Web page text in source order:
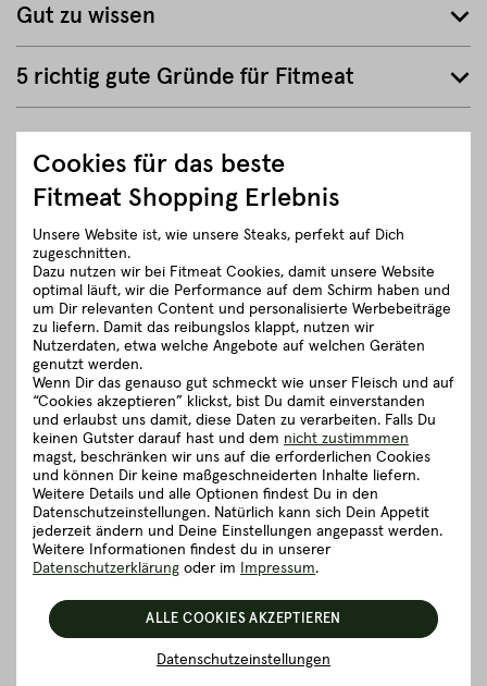
Gut zu wissen
5 richtig gute Gründe für Fitmeat
ZURÜCK ZUR ÜBERSICHT
Fleischkauf ist
Vertrauenssache.
Wir sind für dich da!
Du bestellst zum ersten Mal
zur Verpackung oder dem
Cookies für das beste
Fitmeat Shopping Erlebnis
Unsere Website ist, wie unsere Steaks, perfekt auf Dich
zugeschnitten.
Dazu nutzen wir bei Fitmeat Cookies, damit unsere Website
optimal läuft, wir die Performance auf dem Schirm haben und
um Dir relevanten Content und personalisierte Werbebeiträge
zu liefern. Damit das reibungslos klappt, nutzen wir
Nutzerdaten, etwa welche Angebote auf welchen Geräten
genutzt werden.
Wenn Dir das genauso gut schmeckt wie unser Fleisch und auf
“Cookies akzeptieren” klickst, bist Du damit einverstanden
und erlaubst uns damit, diese Daten zu verarbeiten. Falls Du
keinen Gutster darauf hast und dem nicht zustimmmen
magst, beschränken wir uns auf die erforderlichen Cookies
und können Dir keine maßgeschneiderten Inhalte liefern.
Weitere Details und alle Optionen findest Du in den
Datenschutzeinstellungen. Natürlich kann sich Dein Appetit
jederzeit ändern und Deine Einstellungen angepasst werden.
Weitere Informationen findest du in unserer
Datenschutzerklärung oder im Impressum.
Datenschutzeinstellungen
ALLE COOKIES AKZEPTIEREN